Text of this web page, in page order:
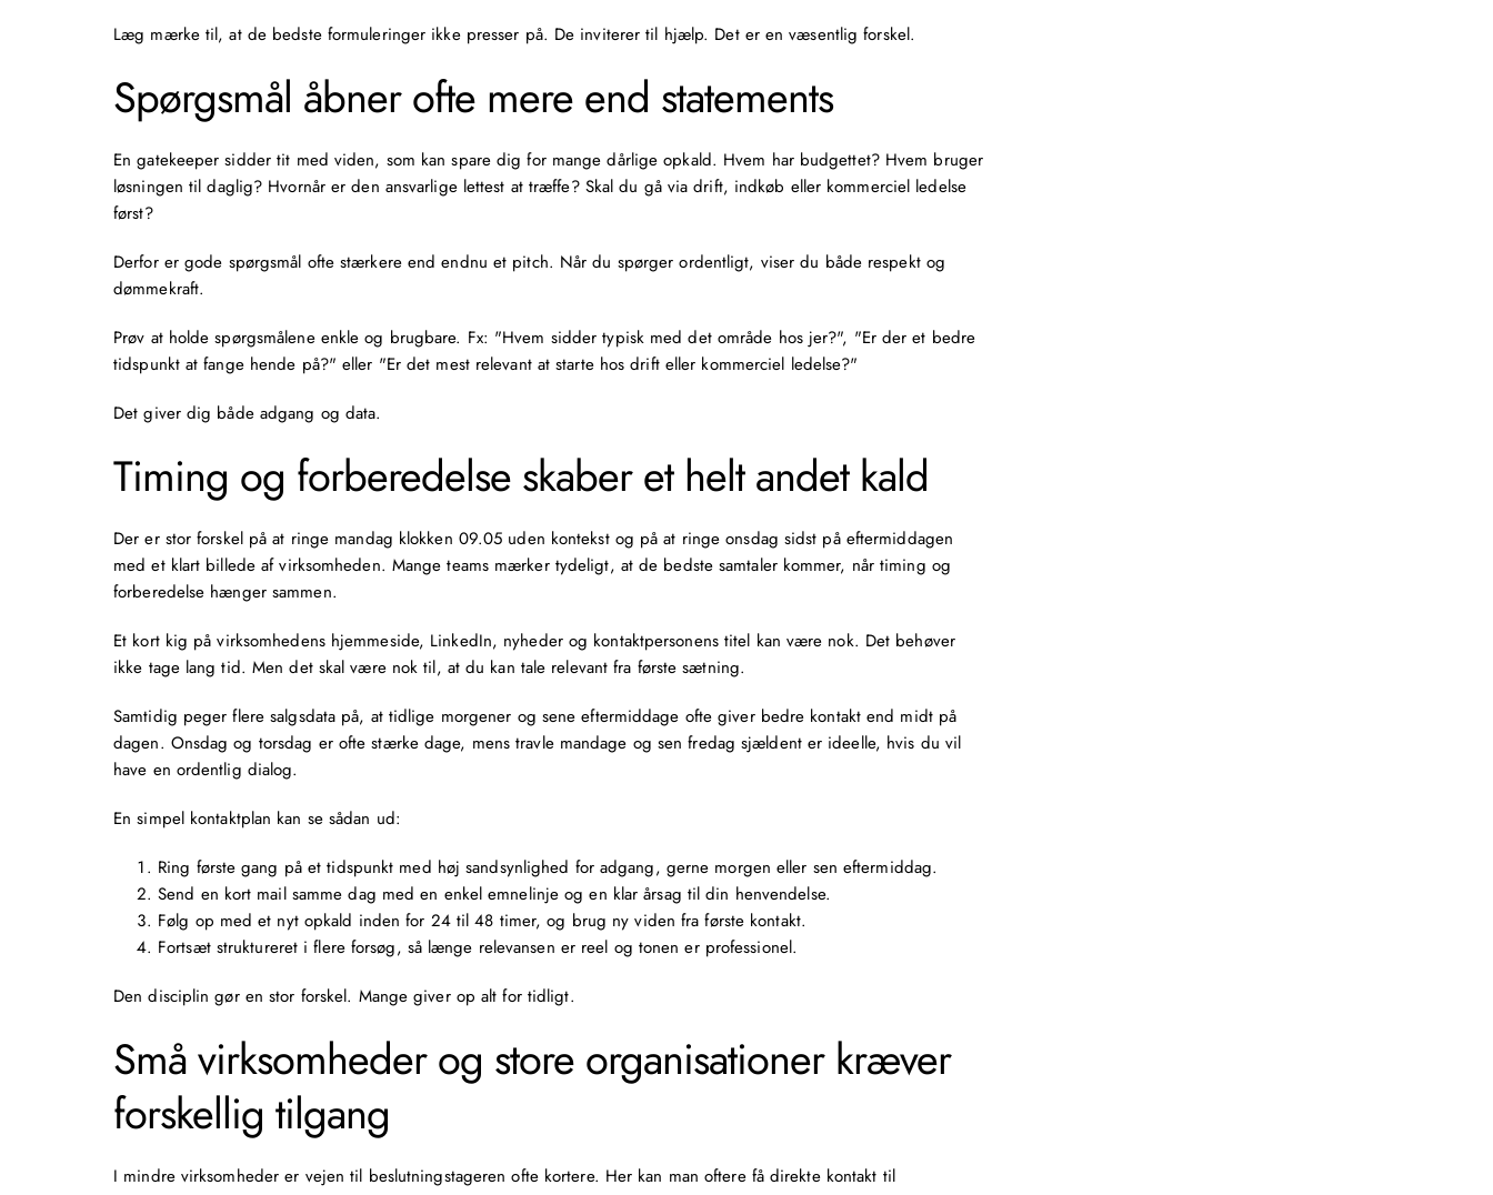
Læg mærke til, at de bedste formuleringer ikke presser på. De inviterer til hjælp. Det er en væsentlig forskel.
Spørgsmål åbner ofte mere end statements
En gatekeeper sidder tit med viden, som kan spare dig for mange dårlige opkald. Hvem har budgettet? Hvem bruger
løsningen til daglig? Hvornår er den ansvarlige lettest at træffe? Skal du gå via drift, indkøb eller kommerciel ledelse
først?
Derfor er gode spørgsmål ofte stærkere end endnu et pitch. Når du spørger ordentligt, viser du både respekt og
dømmekraft.
Prøv at holde spørgsmålene enkle og brugbare. Fx: "Hvem sidder typisk med det område hos jer?", "Er der et bedre
tidspunkt at fange hende på?" eller "Er det mest relevant at starte hos drift eller kommerciel ledelse?"
Det giver dig både adgang og data.
Timing og forberedelse skaber et helt andet kald
Der er stor forskel på at ringe mandag klokken 09.05 uden kontekst og på at ringe onsdag sidst på eftermiddagen
med et klart billede af virksomheden. Mange teams mærker tydeligt, at de bedste samtaler kommer, når timing og
forberedelse hænger sammen.
Et kort kig på virksomhedens hjemmeside, LinkedIn, nyheder og kontaktpersonens titel kan være nok. Det behøver
ikke tage lang tid. Men det skal være nok til, at du kan tale relevant fra første sætning.
Samtidig peger flere salgsdata på, at tidlige morgener og sene eftermiddage ofte giver bedre kontakt end midt på
dagen. Onsdag og torsdag er ofte stærke dage, mens travle mandage og sen fredag sjældent er ideelle, hvis du vil
have en ordentlig dialog.
En simpel kontaktplan kan se sådan ud:
Ring første gang på et tidspunkt med høj sandsynlighed for adgang, gerne morgen eller sen eftermiddag.
Send en kort mail samme dag med en enkel emnelinje og en klar årsag til din henvendelse.
Følg op med et nyt opkald inden for 24 til 48 timer, og brug ny viden fra første kontakt.
Fortsæt struktureret i flere forsøg, så længe relevansen er reel og tonen er professionel.
Den disciplin gør en stor forskel. Mange giver op alt for tidligt.
Små virksomheder og store organisationer kræver
forskellig tilgang
I mindre virksomheder er vejen til beslutningstageren ofte kortere. Her kan man oftere få direkte kontakt til